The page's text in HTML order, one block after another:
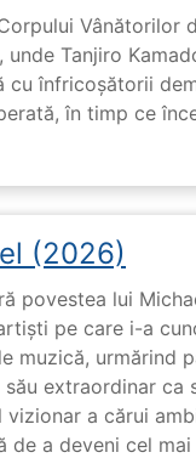
Vânătorilor
unde Tanjiro
cu înfricoșătorii
în timp ce
(2026)
povestea lui
pe care i-a
muzică, urmărind
extraordinar ca
vizionar a cărui
de a deveni cel